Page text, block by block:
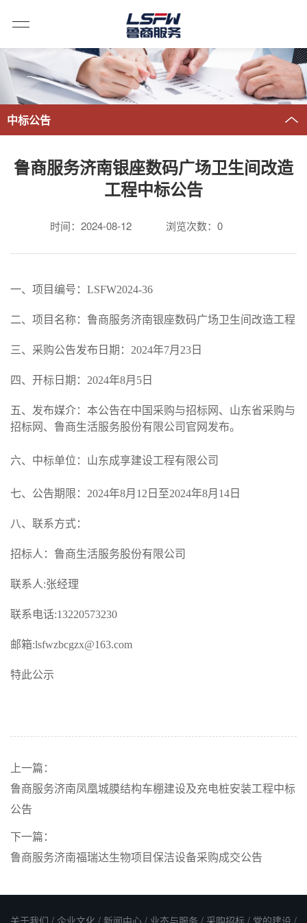
中标公告
鲁商服务济南银座数码广场卫生间改造
工程中标公告
时间：2024-08-12 浏览次数： 0
一、 项目编号： LSFW2024-36
二、项目名称：鲁商服务济南银座数码广场卫生间改造工程
三、 采购公告发布日期 ： 2024年7月 23 日
四、 开标 日期： 2024年8月 5 日
五、发布媒介：本公告在中国采购与招标网、山东省采购与
招标网 、 鲁商生活服务股份有限公司官网 发布。
六、中标单位 ：山东成享建设工程有限公司
七、公告期限： 2024年8月 12 日至2024年8月 14 日
八、联系方式：
招标人：鲁商生活服务股份有限公司
联系人:张经理
联系电话:13220573230
邮箱:lsfwzbcgzx@163.com
特此公示
上一篇：
鲁商服务济南凤凰城膜结构车棚建设及充电桩安装工程中标
公告
下一篇：
鲁商服务济南福瑞达生物项目保洁设备采购成交公告
关于我们 / 企业文化 / 新闻中心 / 业态与服务 / 采购招标 / 党的建设 /